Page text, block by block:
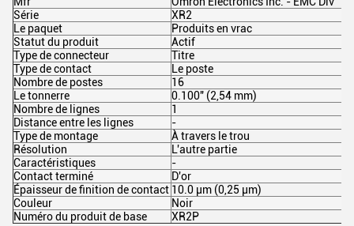
Série
XR2
Le paquet
Produits en vrac
Statut du produit
Actif
Type de connecteur
Titre
Type de contact
Le poste
Nombre de postes
16
Le tonnerre
0.100" (2,54 mm)
Nombre de lignes
1
Distance entre les lignes
-
Type de montage
À travers le trou
Résolution
L'autre partie
Caractéristiques
-
Contact terminé
D'or
Épaisseur de finition de contact 10.0 μm (0,25 μm)
Couleur
Noir
Numéro du produit de base
XR2P